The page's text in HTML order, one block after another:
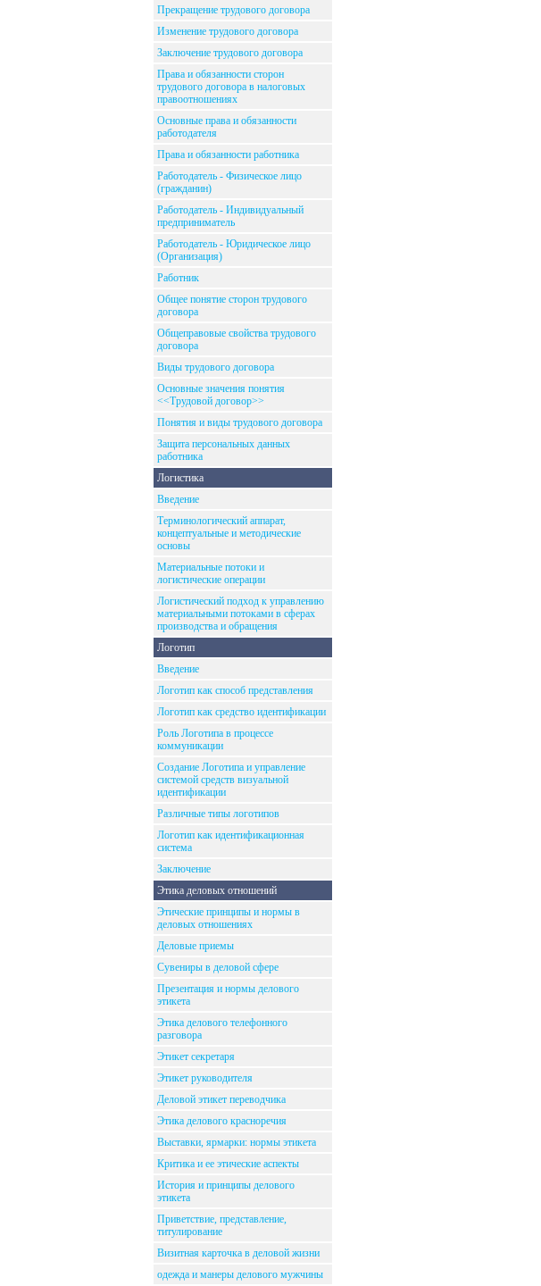
Прекращение трудового договора
Изменение трудового договора
Заключение трудового договора
Права и обязанности сторон
трудового договора в налоговых
правоотношениях
Основные права и обязанности
работодателя
Права и обязанности работника
Работодатель - Физическое лицо
(гражданин)
Работодатель - Индивидуальный
предприниматель
Работодатель - Юридическое лицо
(Организация)
Работник
Общее понятие сторон трудового
договора
Общеправовые свойства трудового
договора
Виды трудового договора
Основные значения понятия
<<Трудовой договор>>
Понятия и виды трудового договора
Защита персональных данных
работника
Логистика
Введение
Терминологический аппарат,
концептуальные и методические
основы
Материальные потоки и
логистические операции
Логистический подход к управлению
материальными потоками в сферах
производства и обращения
Логотип
Введение
Логотип как способ представления
Логотип как средство идентификации
Роль Логотипа в процессе
коммуникации
Создание Логотипа и управление
системой средств визуальной
идентификации
Различные типы логотипов
Логотип как идентификационная
система
Заключение
Этика деловых отношений
Этические принципы и нормы в
деловых отношениях
Деловые приемы
Сувениры в деловой сфере
Презентация и нормы делового
этикета
Этика делового телефонного
разговора
Этикет секретаря
Этикет руководителя
Деловой этикет переводчика
Этика делового красноречия
Выставки, ярмарки: нормы этикета
Критика и ее этические аспекты
История и принципы делового
этикета
Приветствие, представление,
титулирование
Визитная карточка в деловой жизни
одежда и манеры делового мужчины